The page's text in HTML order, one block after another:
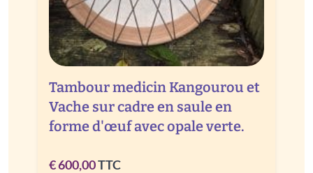
Tambour medicin Kangourou et
Vache sur cadre en saule en
forme d'œuf avec opale verte.
€600,00TTC